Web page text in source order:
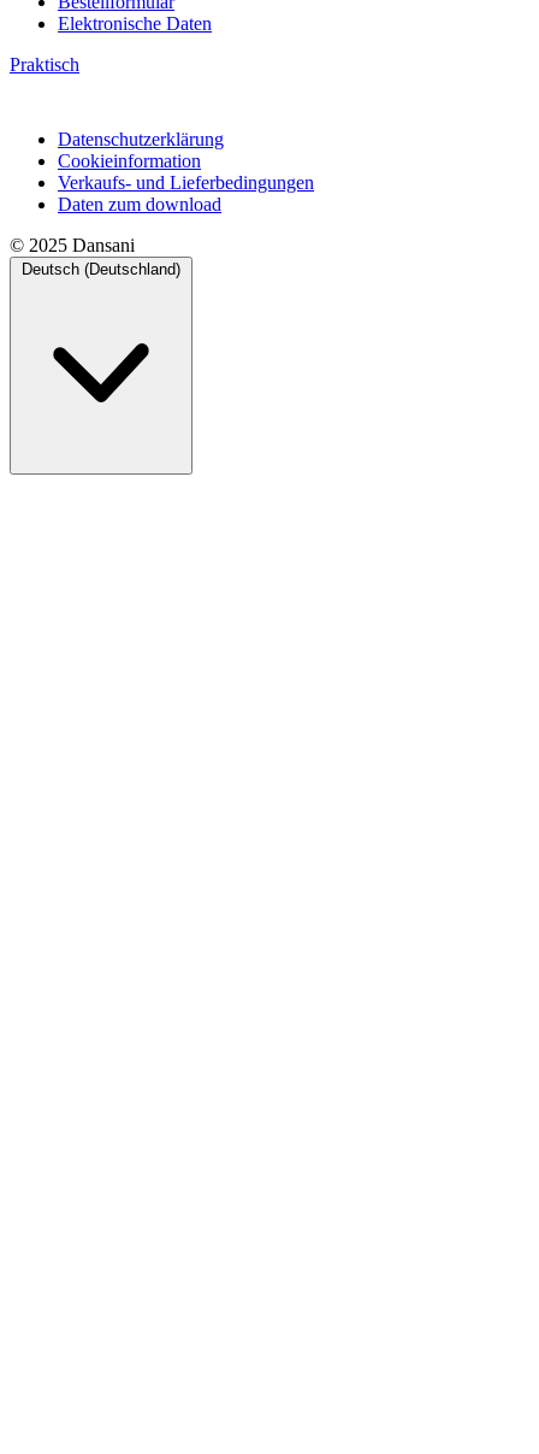
Elektronische Daten
Praktisch
Datenschutzerklärung
Cookieinformation
Verkaufs- und Lieferbedingungen
Daten zum download
© 2025 Dansani
Deutsch (Deutschland)